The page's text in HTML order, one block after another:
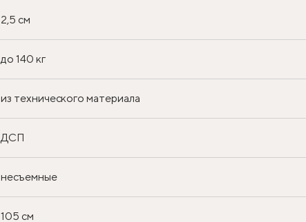
2,5 см
до 140 кг
из технического материала
ДСП
несъемные
105 см